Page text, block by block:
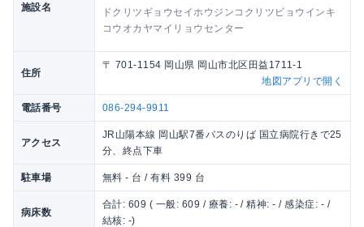
施設名
ドクリツギョウセイホウジンコクリツビョウインキ
コウオカヤマイリョウセンター
住所
〒 701-1154 岡山県 岡山市北区田益1711-1
地図アプリで開く
電話番号 086-294-9911
アクセス
JR山陽本線 岡山駅7番バスのりば 国立病院行きで25
分、終点下車
駐車場 無料 - 台 / 有料 399 台
病床数
合計: 609 ( 一般: 609 / 療養: - / 精神: - / 感染症: - /
結核: -)